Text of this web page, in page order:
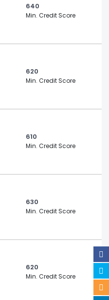
640
Min. Credit Score
620
Min. Credit Score
610
Min. Credit Score
630
Min. Credit Score
620
Min. Credit Score